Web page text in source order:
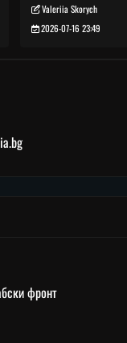
Valeriia Skorych
2026-07-16 23:49
фронт